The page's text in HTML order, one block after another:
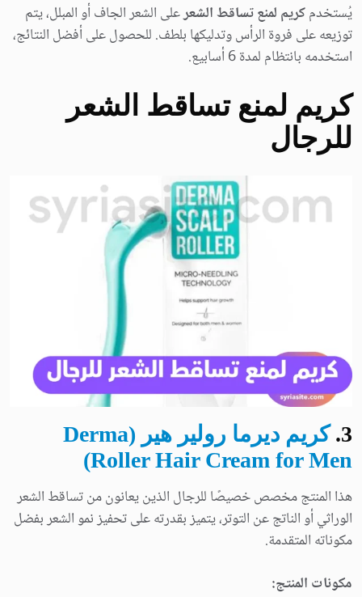
يُستخدمكريم لمنع تساقط الشعرعلى الشعر الجاف أو المبلل، يتم
توزيعه على فروة الرأس وتدليكها بلطف. للحصول على أفضل النتائج،
استخدمه بانتظام لمدة 6 أسابيع.
كريم لمنع تساقط الشعر
للرجال
3
.
كريم ديرما رولير هير (Derma
Roller Hair Cream for Men)
هذا المنتج مخصص خصيصًا للرجال الذين يعانون من تساقط الشعر
الوراثي أو الناتج عن التوتر، يتميز بقدرته على تحفيز نمو الشعر بفضل
مكوناته المتقدمة.
مكونات المنتج: